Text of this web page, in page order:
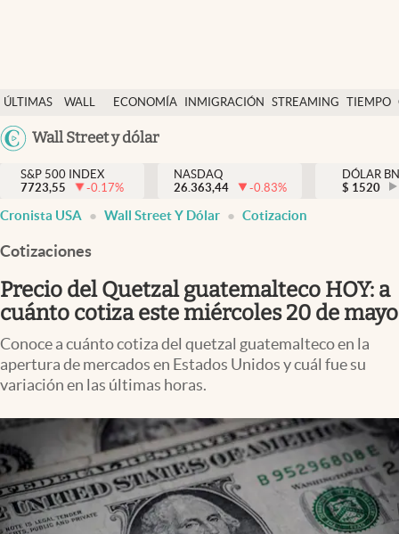
ÚLTIMAS
NOTICIAS
WALL
DÓLAR
ECONOMÍA INMIGRACIÓN STREAMING TIEMPO
México
Wall Street y dólar
Finanzas y economía
Wall Street y dólar
Inmigración
Espiritual
Streaming
PC y mobile
USA
S&P 500 INDEX
7723,55
-0.17%
NASDAQ
26.363,44
-0.83%
DÓLAR
$ 1520
Cronista USA Wall Street Y Dólar Cotizacion
Cotizaciones
Precio del Quetzal guatemalteco HOY: a
cuánto cotiza este miércoles 20 de mayo
Conoce a cuánto cotiza del quetzal guatemalteco en la
apertura de mercados en Estados Unidos y cuál fue su
variación en las últimas horas.